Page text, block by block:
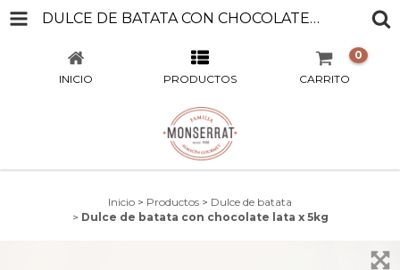
DULCE DE BATATA CON CHOCOLATE LATA X 5KG
INICIO PRODUCTOS CARRITO
0
Inicio > Productos > Dulce de batata
> Dulce de batata con chocolate lata x 5kg